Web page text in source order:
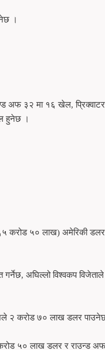
।
३२ मा १६ खेल,
हुनेछ ।
करोड ५० लाख) अमेरिकी
गर्नेछ, अघिल्लो विश्वकप
२ करोड ७० लाख डलर
५० लाख डलर र राउन्ड अफ